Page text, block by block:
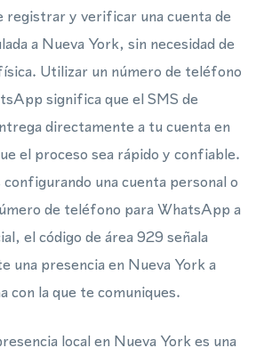
registrar y verificar una cuenta de
a Nueva York, sin necesidad de
Utilizar un número de teléfono
significa que el SMS de
directamente a tu cuenta en
el proceso sea rápido y confiable.
configurando una cuenta personal o
de teléfono para WhatsApp a
el código de área 929 señala
una presencia en Nueva York a
con la que te comuniques.
local en Nueva York es una